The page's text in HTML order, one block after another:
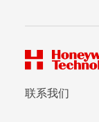
联系我们